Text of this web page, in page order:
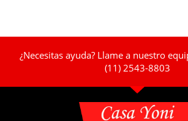
¿Necesitas ayuda? Llame a nuestro
(11) 2543-8803